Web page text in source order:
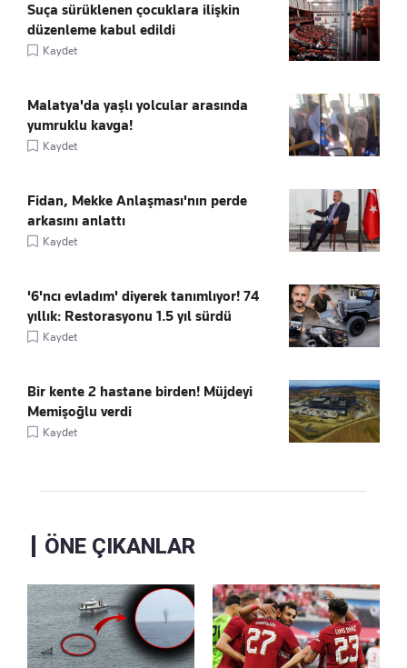
Suça sürüklenen çocuklara ilişkin
düzenleme kabul edildi
Kaydet
Malatya'da yaşlı yolcular arasında
yumruklu kavga!
Kaydet
Fidan, Mekke Anlaşması'nın perde
arkasını anlattı
Kaydet
'6'ncı evladım' diyerek tanımlıyor! 74
yıllık: Restorasyonu 1.5 yıl sürdü
Kaydet
Bir kente 2 hastane birden! Müjdeyi
Memişoğlu verdi
Kaydet
ÖNE ÇIKANLAR